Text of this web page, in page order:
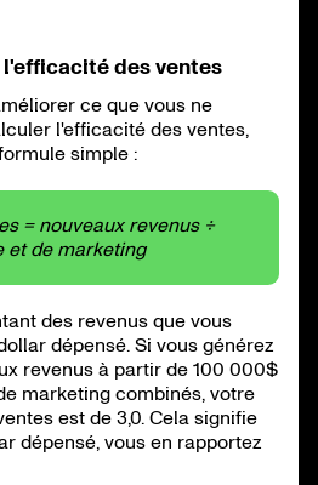
des ventes
ce que vous ne
l'efficacité des ventes,
simple :
= nouveaux revenus ÷
et de marketing
des revenus que vous
dépensé. Si vous générez
revenus à partir de 100 000$
marketing combinés, votre
est de 3,0. Cela signifie
dépensé, vous en rapportez